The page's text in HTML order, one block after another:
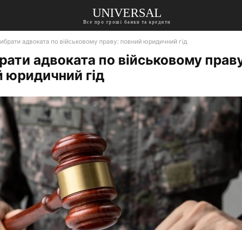
UNIVERSAL
Все про гроші банки та кредити
адвоката по військовому праву: повний юридичний гід
адвоката по військовому
юридичний гід